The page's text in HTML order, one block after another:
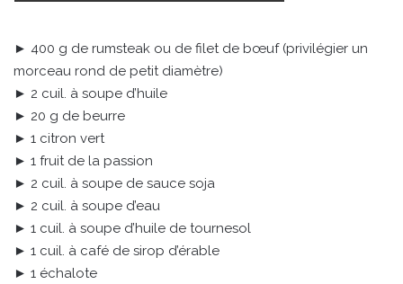
► 400 g de rumsteak ou de filet de bœuf (privilégier un
morceau rond de petit diamètre)
► 2 cuil. à soupe d’huile
► 20 g de beurre
► 1 citron vert
► 1 fruit de la passion
► 2 cuil. à soupe de sauce soja
► 2 cuil. à soupe d’eau
► 1 cuil. à soupe d’huile de tournesol
► 1 cuil. à café de sirop d’érable
► 1 échalote